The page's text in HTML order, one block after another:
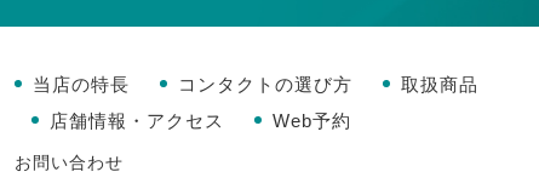
当店の特長 コンタクトの選び方
取扱商品
店舗情報・アクセス Web予約
お問い合わせ